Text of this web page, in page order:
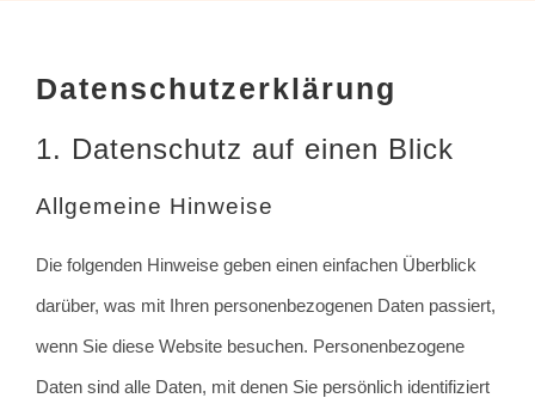
Datenschutz­erklärung
1. Datenschutz auf einen Blick
Allgemeine Hinweise
Die folgenden Hinweise geben einen einfachen Überblick
darüber, was mit Ihren personenbezogenen Daten passiert,
wenn Sie diese Website besuchen. Personenbezogene
Daten sind alle Daten, mit denen Sie persönlich identifiziert